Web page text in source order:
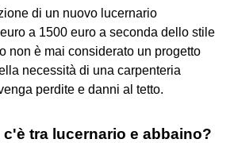
di un nuovo lucernario
a 1500 euro a seconda dello stile
non è mai considerato un progetto
necessità di una carpenteria
perdite e danni al tetto.
c'è tra lucernario e abbaino?